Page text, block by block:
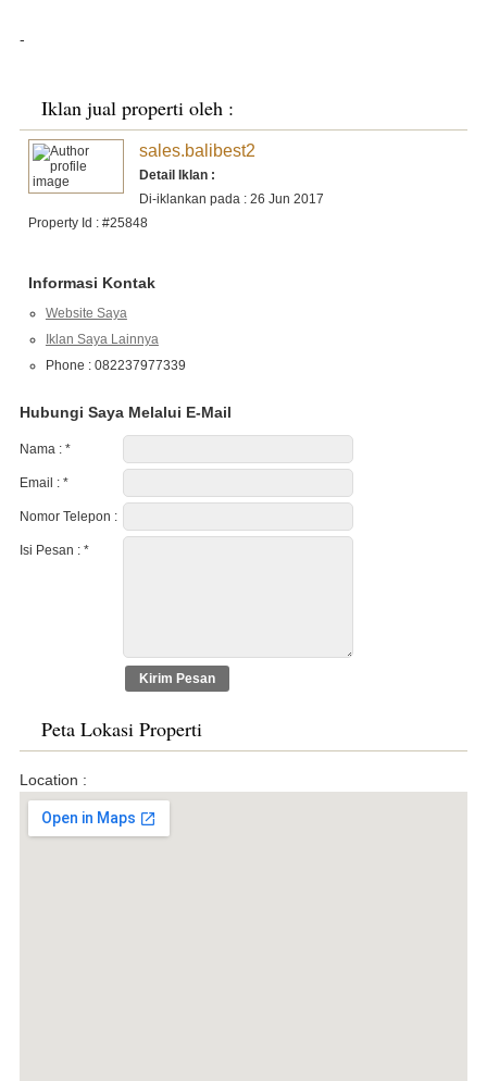
-
Iklan jual properti oleh :
sales.balibest2
Detail Iklan :
Di-iklankan pada : 26 Jun 2017
Property Id : #25848
Informasi Kontak
Website Saya
Iklan Saya Lainnya
Phone : 082237977339
Hubungi Saya Melalui E-Mail
Nama : *
Email : *
Nomor Telepon :
Isi Pesan : *
Peta Lokasi Properti
Location :